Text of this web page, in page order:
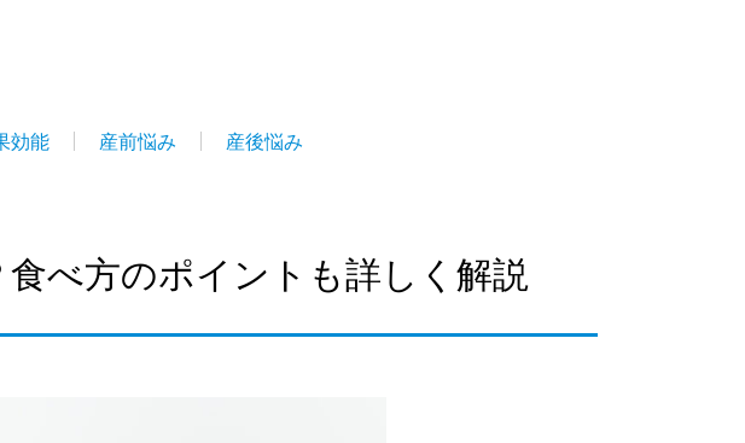
効能 産前悩み 産後悩み
べ方のポイントも詳しく解説